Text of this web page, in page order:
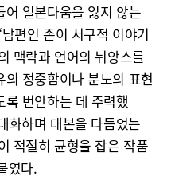
일본다움을 잃지 않는
편인 존이 서구적 이야기
맥락과 언어의 뉘앙스를
정중함이나 분노의 표현
번안하는 데 주력했
화하며 대본을 다듬었는
적절히 균형을 잡은 작품
였다.